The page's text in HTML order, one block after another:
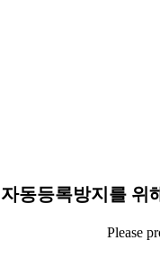
자동등록방지를 위
Please